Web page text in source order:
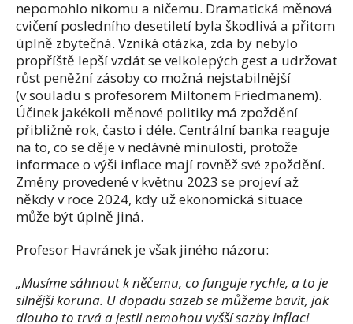
nepomohlo nikomu a ničemu. Dramatická měnová
cvičení posledního desetiletí byla škodlivá a přitom
úplně zbytečná. Vzniká otázka, zda by nebylo
propříště lepší vzdát se velkolepých gest a udržovat
růst peněžní zásoby co možná nejstabilnější
(v souladu s profesorem Miltonem Friedmanem).
Účinek jakékoli měnové politiky má zpoždění
přibližně rok, často i déle. Centrální banka reaguje
na to, co se děje v nedávné minulosti, protože
informace o výši inflace mají rovněž své zpoždění.
Změny provedené v květnu 2023 se projeví až
někdy v roce 2024, kdy už ekonomická situace
může být úplně jiná.
Profesor Havránek je však jiného názoru:
„Musíme sáhnout k něčemu, co funguje rychle, a to je
silnější koruna. U dopadu sazeb se můžeme bavit, jak
dlouho to trvá a jestli nemohou vyšší sazby inflaci